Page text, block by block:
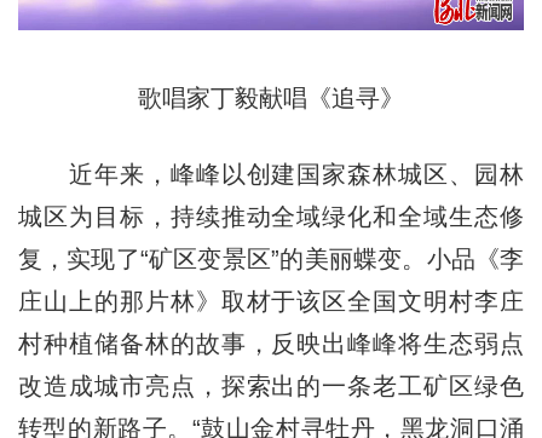
歌唱家丁毅献唱《追寻》
近年来，峰峰以创建国家森林城区、园林
城区为目标，持续推动全域绿化和全域生态修
复，实现了“矿区变景区”的美丽蝶变。小品《李
庄山上的那片林》取材于该区全国文明村李庄
村种植储备林的故事，反映出峰峰将生态弱点
改造成城市亮点，探索出的一条老工矿区绿色
转型的新路子。“鼓山金村寻牡丹，黑龙洞口涌